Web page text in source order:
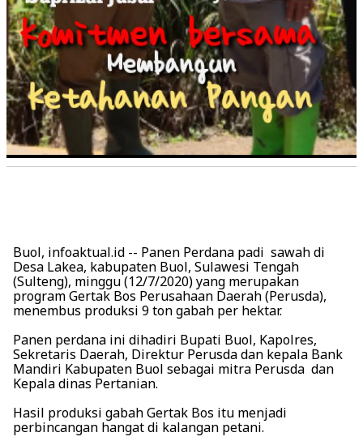
Buol, infoaktual.id -- Panen Perdana padi sawah di
Desa Lakea, kabupaten Buol, Sulawesi Tengah
(Sulteng), minggu (12/7/2020) yang merupakan
program Gertak Bos Perusahaan Daerah (Perusda),
menembus produksi 9 ton gabah per hektar.
Panen perdana ini dihadiri Bupati Buol, Kapolres,
Sekretaris Daerah, Direktur Perusda dan kepala Bank
Mandiri Kabupaten Buol sebagai mitra Perusda dan
Kepala dinas Pertanian.
Hasil produksi gabah Gertak Bos itu menjadi
perbincangan hangat di kalangan petani.